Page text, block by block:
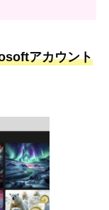
アカウント